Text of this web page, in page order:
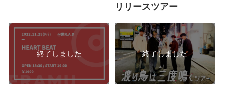
リリースツアー
終了しました 終了しました